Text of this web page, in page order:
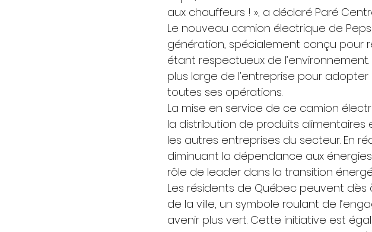
aux chauffeurs ! », a déclaré Paré
Le nouveau camion électrique de
génération, spécialement conçu pour
étant respectueux de
plus large de l’entreprise pour
toutes ses opérations.
La mise en service de ce camion
la distribution de produits
les autres entreprises du secteur. En
diminuant la dépendance aux
rôle de leader dans la transition
Les résidents de Québec peuvent
de la ville, un symbole roulant de
avenir plus vert. Cette initiative est